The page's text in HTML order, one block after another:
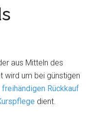
aus Mitteln des
wird um bei günstigen
freihändigen Rückkauf
dient.